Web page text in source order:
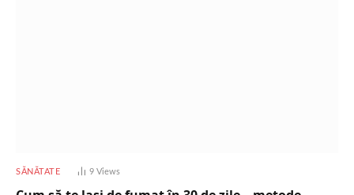
SĂNĂTATE 9Views